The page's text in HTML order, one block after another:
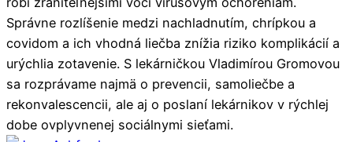
Správne rozlíšenie medzi nachladnutím, chrípkou a
covidom a ich vhodná liečba znížia riziko komplikácií a
urýchlia zotavenie. S lekárničkou Vladimírou Gromovou
sa rozprávame najmä o prevencii, samoliečbe a
rekonvalescencii, ale aj o poslaní lekárnikov v rýchlej
dobe ovplyvnenej sociálnymi sieťami.